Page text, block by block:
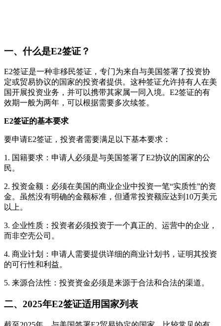
一、什么是E2签证？
E2签证是一种非移民签证，专门为来自与美国签署了投资协
定或贸易协议的国家的投资者提供。这种签证允许持有人在美
国开展投资业务，并可以携带其家属一同入境。E2签证的有
效期一般为两年，可以根据需要多次续签。
E2签证的基本要求
要申请E2签证，投资者需要满足以下基本要求：
1. 国籍要求：申请人必须是与美国签署了E2协议的国家的公
民。
2. 投资金额：必须在美国的商业企业中投资一笔“实质性”的资
金。虽然没有明确的金额标准，但通常投资额应达到10万美元
以上。
3. 企业性质：投资者必须投资于一个真正的、运营中的企业，
而非空壳公司。
4. 商业计划：申请人需要提供详细的商业计划书，证明其投资
的可行性和利益。
5. 来源合法性：投资资金必须是来源于合法和合法的渠道。
二、2025年E2签证适用国家列表